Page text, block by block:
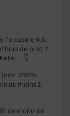
l’industrie 4.0,
hors de prix) ?
👇
(déc. 2020),
au moins 1
de moins de